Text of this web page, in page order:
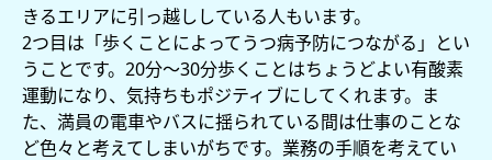
きるエリアに引っ越ししている人もいます。
2つ目は「歩くことによってうつ病予防につながる」とい
うことです。20分～30分歩くことはちょうどよい有酸素
運動になり、気持ちもポジティブにしてくれます。ま
た、満員の電車やバスに揺られている間は仕事のことな
ど色々と考えてしまいがちです。業務の手順を考えてい